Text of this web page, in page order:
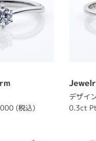
(税込)
デザイ
0.3ct